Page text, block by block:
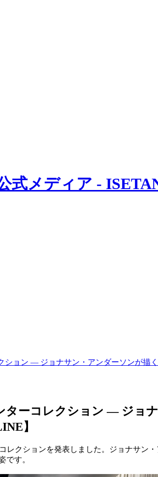
式メディア -
ション ― ジョナサン・アンダーソンが描
ターコレクション ― ジョ
】
レクションを発表しました。ジョナサ
です。